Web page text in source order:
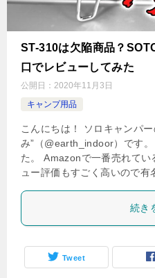
ST-310は欠陥商品？
口でレビューしてみた
公開日： 2020年11月3日
キャンプ用品
こんにちは！ ソロキャンパー
み”（@earth_indoor）です
た。 Amazonで一番売れて
ュー評価もすごく高いので
続き
Tweet